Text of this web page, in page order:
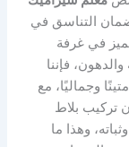
التناسق في
في غرفة
فإننا
وجماليًا، مع
تركيب بلاط
وهذا ما